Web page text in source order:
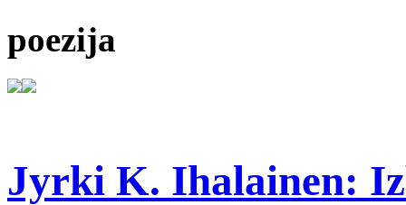
poezija
Jyrki K. Ihalainen: